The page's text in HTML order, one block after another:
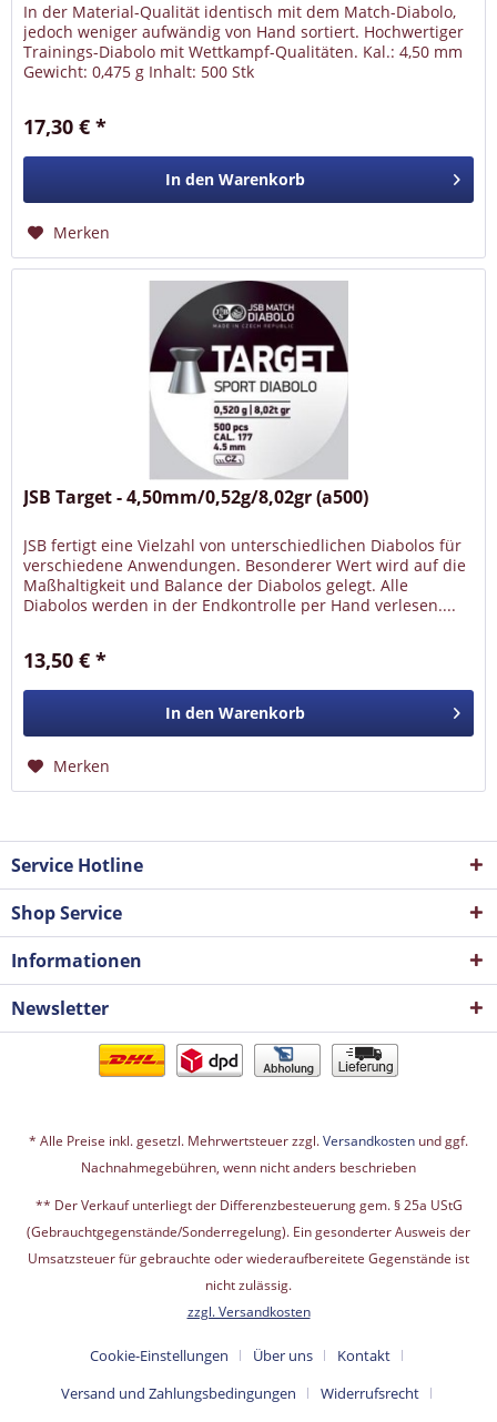
In der Material-Qualität identisch mit dem Match-Diabolo,
jedoch weniger aufwändig von Hand sortiert. Hochwertiger
Trainings-Diabolo mit Wettkampf-Qualitäten. Kal.: 4,50 mm
Gewicht: 0,475 g Inhalt: 500 Stk
17,30 € *
In den Warenkorb
Merken
JSB Target - 4,50mm/0,52g/8,02gr (a500)
JSB fertigt eine Vielzahl von unterschiedlichen Diabolos für
verschiedene Anwendungen. Besonderer Wert wird auf die
Maßhaltigkeit und Balance der Diabolos gelegt. Alle
Diabolos werden in der Endkontrolle per Hand verlesen....
13,50 € *
In den Warenkorb
Merken
Service Hotline
Shop Service
Informationen
Newsletter
* Alle Preise inkl. gesetzl. Mehrwertsteuer zzgl.Versandkosten und ggf.
Nachnahmegebühren, wenn nicht anders beschrieben
** Der Verkauf unterliegt der Differenzbesteuerung gem. § 25a UStG
(Gebrauchtgegenstände/Sonderregelung). Ein gesonderter Ausweis der
Umsatzsteuer für gebrauchte oder wiederaufbereitete Gegenstände ist
nicht zulässig.
zzgl. Versandkosten
Cookie-Einstellungen Über uns
Kontakt
Versand und Zahlungsbedingungen
Widerrufsrecht